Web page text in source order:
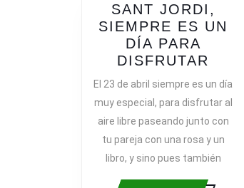
SANT JORDI,
SIEMPRE ES UN
DÍA PARA
DISFRUTAR
ES
UN
DÍA
PARA
El 23 de abril siempre es un día
muy especial, para disfrutar al
aire libre paseando junto con
tu pareja con una rosa y un
libro, y sino pues también